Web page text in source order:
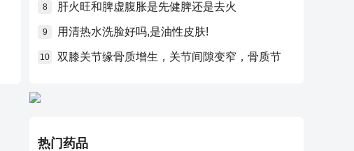
8 肝火旺和脾虚腹胀是先健脾还是去火
9 用清热水洗脸好吗,是油性皮肤!
10 双膝关节缘骨质增生，关节间隙变窄，骨质节
热门药品